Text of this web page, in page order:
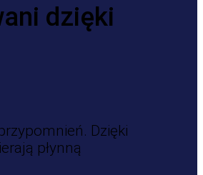
dzięki
Dzięki
płynną